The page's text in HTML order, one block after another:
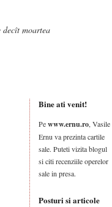
moartea
Bine ati venit!
Pewww.ernu.ro, Vasile
Ernu va prezinta cartile
sale. Puteti vizita blogul
si citi recenziile operelor
sale in presa.
Posturi si articole